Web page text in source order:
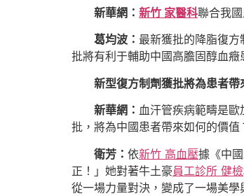
新華網： 新竹 家醫科聯合我
葛均波： 最新獲批的降脂復
批將有利于輔助中國高膽固醇血
新型復方制劑獲批將為患者帶
新華網： 血汗管疾病範疇是
批，將為中國患者帶來如何的價值
衛芳： 依新竹 高血壓據《中
正！」她對著牛土豪員工診所 健檢
從一場力量對決，變成了一場美學